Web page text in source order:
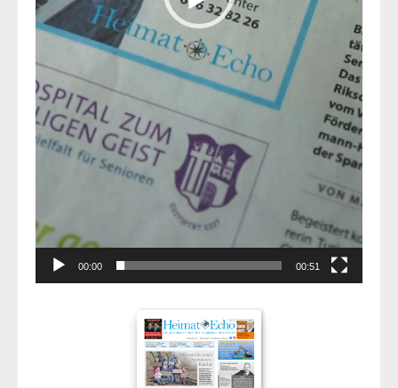
00:00 00:51